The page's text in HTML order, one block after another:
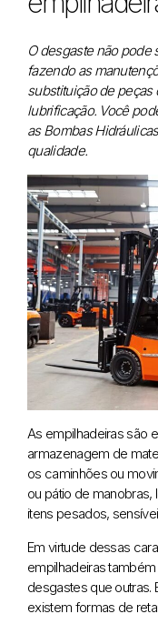
O desgaste não pode
fazendo as
substituição de peças
lubrificação. Você
as Bombas
qualidade.
As empilhadeiras são
armazenagem de
os caminhões ou
ou pátio de
itens pesados,
Em virtude dessas
empilhadeiras
desgastes que outras.
existem formas de